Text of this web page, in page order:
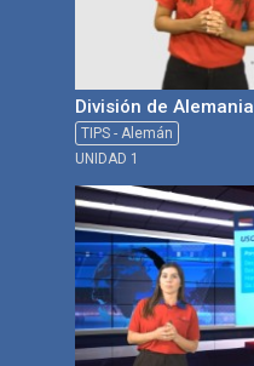
División de Alemania
TIPS - Alemán
UNIDAD 1